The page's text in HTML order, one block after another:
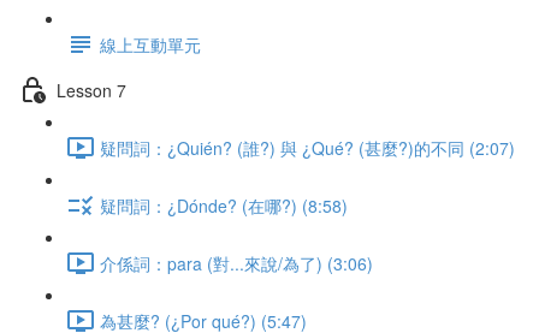
線上互動單元
Lesson 7
疑問詞：¿Quién? (誰?) 與 ¿Qué? (甚麼?)的不同 (2:07)
疑問詞：¿Dónde? (在哪?) (8:58)
介係詞：para (對...來說/為了) (3:06)
為甚麼? (¿Por qué?) (5:47)